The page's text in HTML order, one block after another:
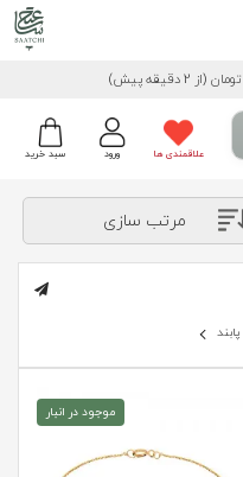
تومان (از 2 دقیقه پیش)
سبد خرید ورود علاقمندی ها
مرتب سازی
پابند
موجود در انبار